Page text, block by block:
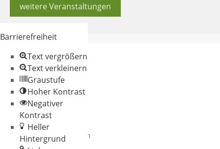
weitere Veranstaltungen
© 2026 Gemeinde
Oberschneiding
Datenschutz
Impressum
Barrierefreiheit
Text vergrößern
Text verkleinern
Graustufe
Hoher Kontrast
Negativer
Kontrast
Heller
Hintergrund